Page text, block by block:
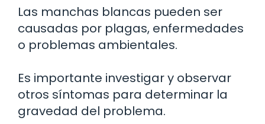
Las manchas blancas pueden ser
causadas por plagas, enfermedades
o problemas ambientales.
Es importante investigar y observar
otros síntomas para determinar la
gravedad del problema.